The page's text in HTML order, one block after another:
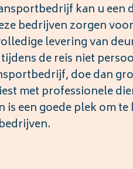
kan u een
bedrijven zorgen
levering van
de reis niet
doe dan
met professionele
een goede plek om